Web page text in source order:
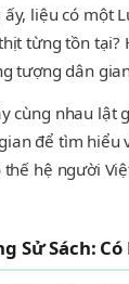
liệu có một
từng tồn tại?
tượng dân
cùng nhau lật
để tìm hiểu
hệ người
Sử Sách: